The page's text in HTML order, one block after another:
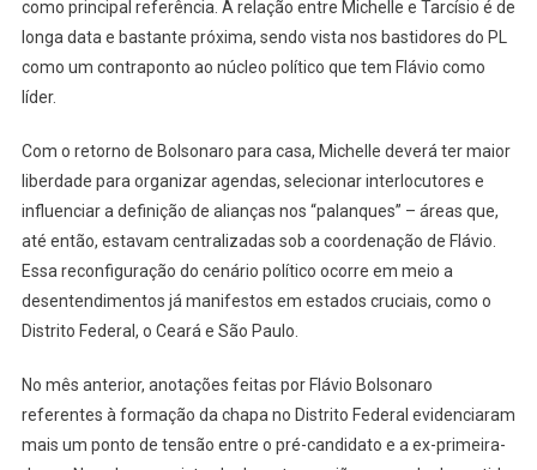
como principal referência. A relação entre Michelle e Tarcísio é de
longa data e bastante próxima, sendo vista nos bastidores do PL
como um contraponto ao núcleo político que tem Flávio como
líder.
Com o retorno de Bolsonaro para casa, Michelle deverá ter maior
liberdade para organizar agendas, selecionar interlocutores e
influenciar a definição de alianças nos “palanques” – áreas que,
até então, estavam centralizadas sob a coordenação de Flávio.
Essa reconfiguração do cenário político ocorre em meio a
desentendimentos já manifestos em estados cruciais, como o
Distrito Federal, o Ceará e São Paulo.
No mês anterior, anotações feitas por Flávio Bolsonaro
referentes à formação da chapa no Distrito Federal evidenciaram
mais um ponto de tensão entre o pré-candidato e a ex-primeira-